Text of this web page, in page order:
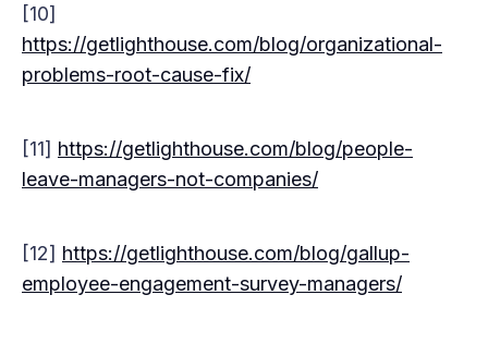
[10]
https://getlighthouse.com/blog/organizational-
problems-root-cause-fix/
​​[11] https://getlighthouse.com/blog/people-
leave-managers-not-companies/
[12] https://getlighthouse.com/blog/gallup-
employee-engagement-survey-managers/